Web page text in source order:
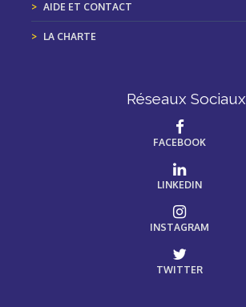
AIDE ET CONTACT
LA CHARTE
Réseaux Sociaux
FACEBOOK
LINKEDIN
INSTAGRAM
TWITTER